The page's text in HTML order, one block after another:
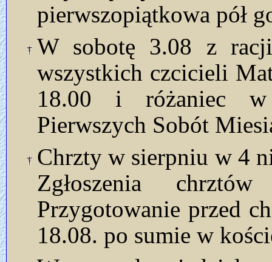
pierwszopiątkowa pół
W sobotę 3.08 z
wszystkich czcicieli
18.00 i różaniec w
Pierwszych Sobót
Chrzty w sierpniu w 4
Zgłoszenia
Przygotowanie przed
18.08. po sumie w